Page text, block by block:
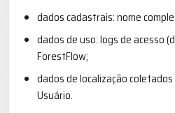
dados cadastrais: nome
dados de uso: logs de acesso
ForestFlow;
dados de localização
Usuário.